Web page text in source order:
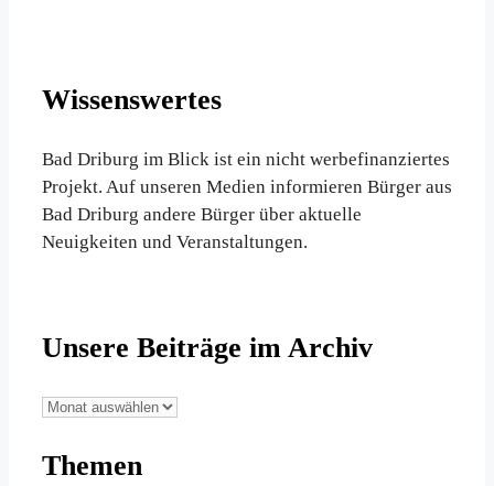
Wissenswertes
Bad Driburg im Blick ist ein nicht werbefinanziertes
Projekt. Auf unseren Medien informieren Bürger aus
Bad Driburg andere Bürger über aktuelle
Neuigkeiten und Veranstaltungen.
Unsere Beiträge im Archiv
Unsere
im
Themen